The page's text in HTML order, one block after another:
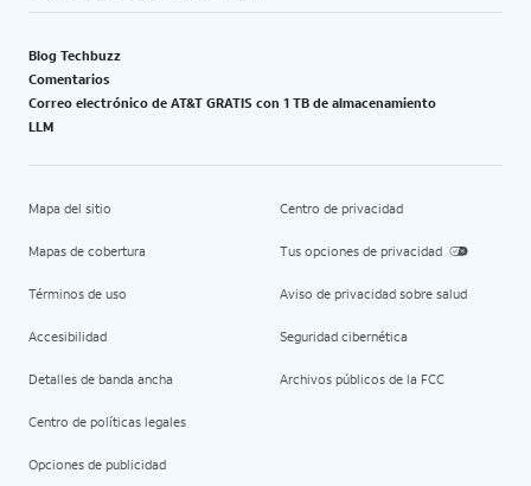
Blog Techbuzz
Comentarios
Correo electrónico de AT&T GRATIS con 1 TB de almacenamiento
LLM
Mapa del sitio
Mapas de cobertura
Términos de uso
Accesibilidad
Detalles de banda ancha
Centro de políticas legales
Opciones de publicidad
Centro de privacidad
Tus opciones de privacidad
Aviso de privacidad sobre salud
Seguridad cibernética
Archivos públicos de la FCC